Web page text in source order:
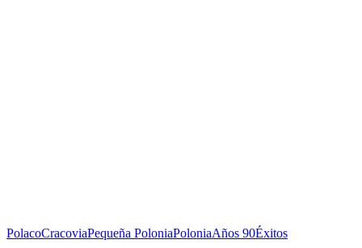
PolacoCracoviaPequeña PoloniaPoloniaAños 90Éxitos